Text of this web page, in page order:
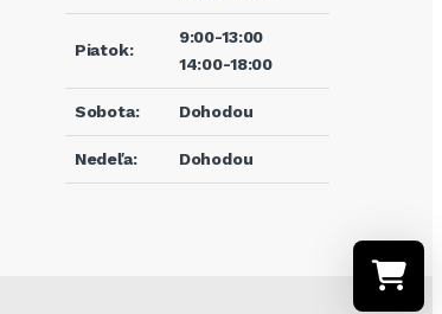
Piatok:
9:00-13:00
14:00-18:00
Sobota: Dohodou
Nedeľa: Dohodou